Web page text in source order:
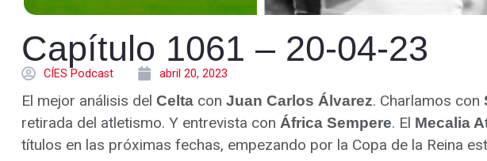
Capítulo 1061 – 20-04-23
CÍES Podcast abril 20, 2023
El mejor análisis del Celta con Juan Carlos Álvarez. Charlamos con
retirada del atletismo. Y entrevista con África Sempere. El Mecalia
títulos en las próximas fechas, empezando por la Copa de la Reina